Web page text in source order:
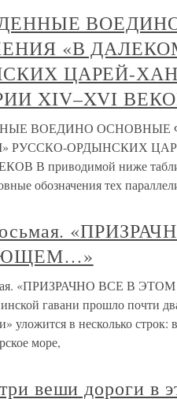
«В
ЦАРЕЙ-
XIV–XVI
ВОЕДИНО
РУССКО-ОРДЫНСКИХ
В приводимой ниже
обозначения тех
«ПРИЗРАЧНО ВСЕ В
гавани прошло почти
уложится в несколько
море,
веши дороги в